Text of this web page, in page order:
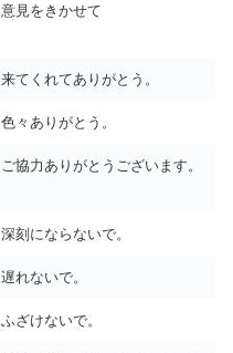
意見をきかせて
来てくれてありがとう。
色々ありがとう。
ご協力ありがとうございます。
深刻にならないで。
遅れないで。
ふざけないで。